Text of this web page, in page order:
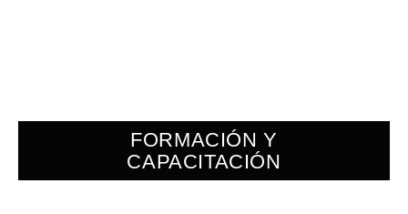
FORMACIÓN Y
CAPACITACIÓN